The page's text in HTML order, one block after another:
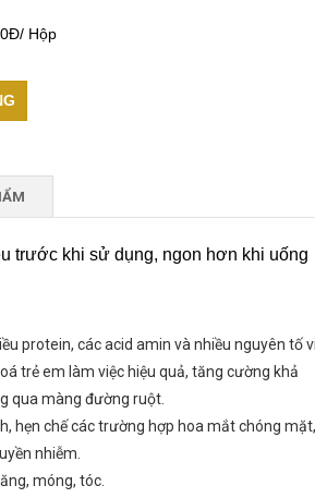
Hộp
trước khi sử dụng, ngon hơn khi uống
protein, các acid amin và nhiều nguyên tố
trẻ em làm việc hiệu quả, tăng cường khả
qua màng đường ruột.
hẹn chế các trường hợp hoa mắt chóng mặt,
nhiễm.
móng, tóc.